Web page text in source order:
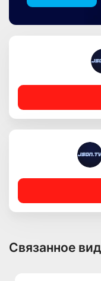
Связанное